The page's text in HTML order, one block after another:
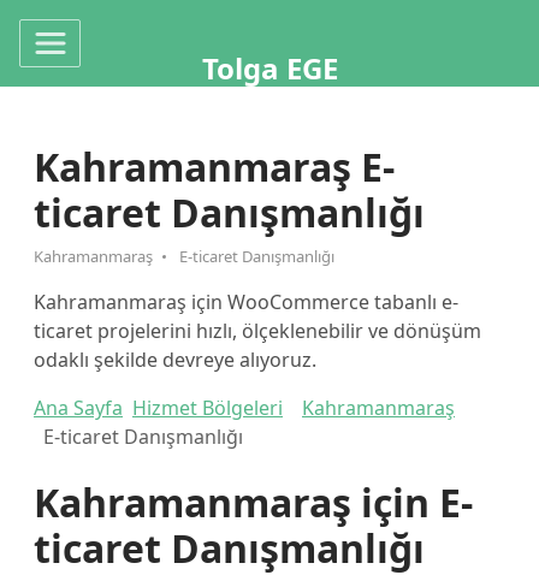
Tolga EGE
Kahramanmaraş E-
ticaret Danışmanlığı
Kahramanmaraş E-ticaret Danışmanlığı
Kahramanmaraş için WooCommerce tabanlı e-
ticaret projelerini hızlı, ölçeklenebilir ve dönüşüm
odaklı şekilde devreye alıyoruz.
Ana Sayfa Hizmet Bölgeleri
Kahramanmaraş
E-ticaret Danışmanlığı
Kahramanmaraş için E-
ticaret Danışmanlığı